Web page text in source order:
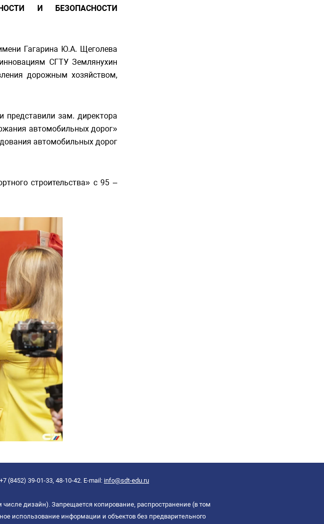
И БЕЗОПАСНОСТИ
Гагарина Ю.А. Щеголева
СГТУ Землянухин
дорожным хозяйством,
представили зам. директора
автомобильных дорог»
автомобильных дорог
строительства» с 95 –
39-01-33, 48-10-42. E-mail: info@sdt-edu.ru
дизайн). Запрещается копирование, распространение (в том
использование информации и объектов без предварительного